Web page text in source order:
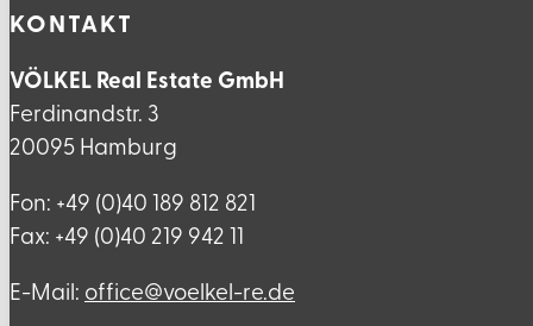
KONTAKT
VÖLKEL Real Estate GmbH
Ferdinandstr. 3
20095 Hamburg
Fon: +49 (0)40 189 812 821
Fax: +49 (0)40 219 942 11
E-Mail: ed.er-lekleov@eciffo